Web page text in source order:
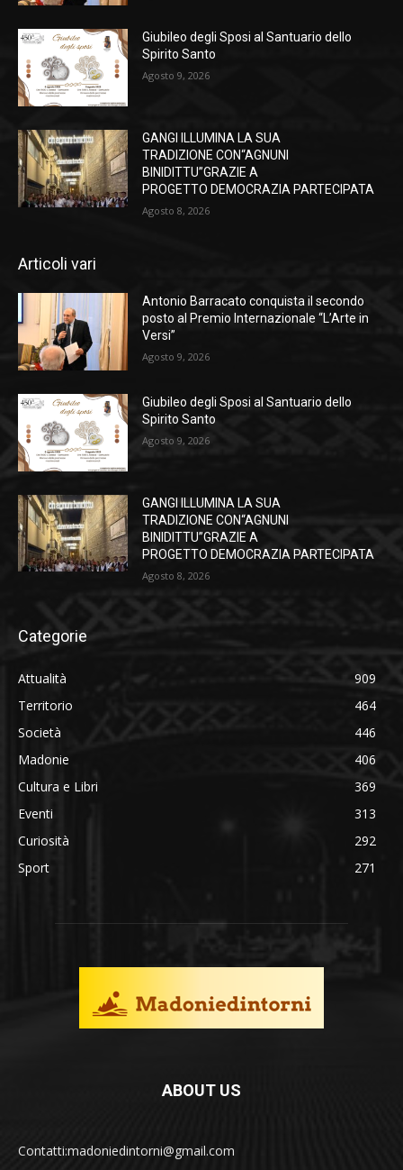
Giubileo degli Sposi al Santuario dello
Spirito Santo
Agosto 9, 2026
GANGI ILLUMINA LA SUA
TRADIZIONE CON“AGNUNI
BINIDITTU”GRAZIE A
PROGETTO DEMOCRAZIA PARTECIPATA
Agosto 8, 2026
Articoli vari
Antonio Barracato conquista il secondo
posto al Premio Internazionale “L’Arte in
Versi”
Agosto 9, 2026
Giubileo degli Sposi al Santuario dello
Spirito Santo
Agosto 9, 2026
GANGI ILLUMINA LA SUA
TRADIZIONE CON“AGNUNI
BINIDITTU”GRAZIE A
PROGETTO DEMOCRAZIA PARTECIPATA
Agosto 8, 2026
Categorie
Attualità
909
Territorio
464
Società
446
Madonie
406
Cultura e Libri
369
Eventi
313
Curiosità
292
Sport
271
ABOUT US
Contatti:madoniedintorni@gmail.com